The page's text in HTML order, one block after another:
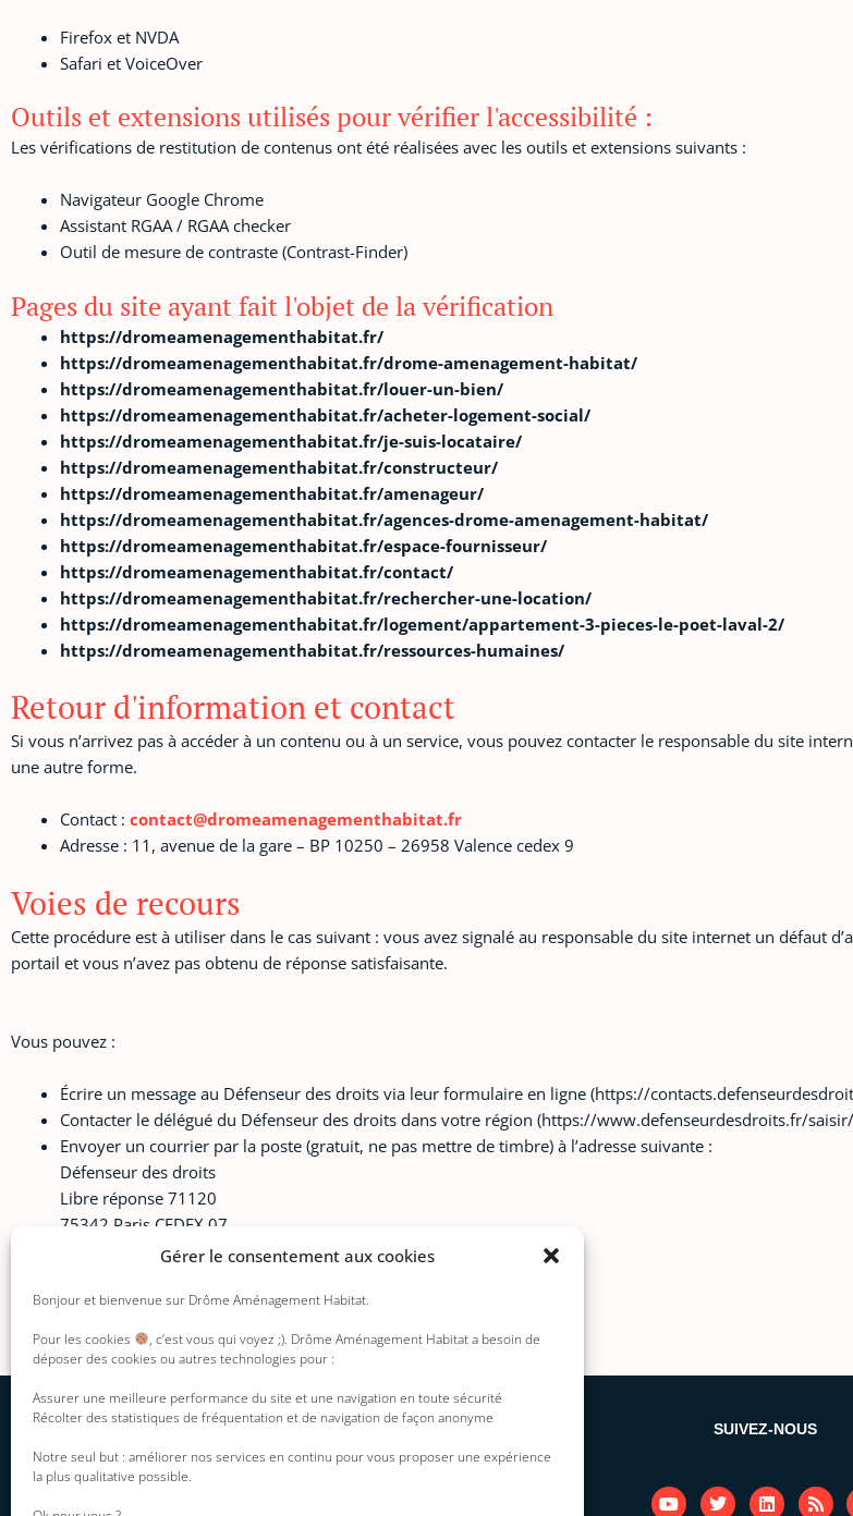
Gérer le consentement aux cookies
Bonjour et bienvenue sur Drôme Aménagement Habitat.
Pour les cookies
, c’est vous qui voyez ;). Drôme Aménagement Habitat a besoin de
déposer des cookies ou autres technologies pour :
Assurer une meilleure performance du site et une navigation en toute sécurité
Récolter des statistiques de fréquentation et de navigation de façon anonyme
Notre seul but : améliorer nos services en continu pour vous proposer une expérience
la plus qualitative possible.
Firefox et NVDA
Safari et VoiceOver
Outils et extensions utilisés pour vérifier l'accessibilité :
Les vérifications de restitution de contenus ont été réalisées avec les outils et extensions suivants :
Navigateur Google Chrome
Assistant RGAA / RGAA checker
Outil de mesure de contraste (Contrast-Finder)
Pages du site ayant fait l'objet de la vérification
https://dromeamenagementhabitat.fr/
https://dromeamenagementhabitat.fr/drome-amenagement-habitat/
https://dromeamenagementhabitat.fr/louer-un-bien/
https://dromeamenagementhabitat.fr/acheter-logement-social/
https://dromeamenagementhabitat.fr/je-suis-locataire/
https://dromeamenagementhabitat.fr/constructeur/
https://dromeamenagementhabitat.fr/amenageur/
https://dromeamenagementhabitat.fr/agences-drome-amenagement-habitat/
https://dromeamenagementhabitat.fr/espace-fournisseur/
https://dromeamenagementhabitat.fr/contact/
https://dromeamenagementhabitat.fr/rechercher-une-location/
https://dromeamenagementhabitat.fr/logement/appartement-3-pieces-le-poet-laval-2/
https://dromeamenagementhabitat.fr/ressources-humaines/
Retour d'information et contact
Si vous n’arrivez pas à accéder à un contenu ou à un service, vous pouvez contacter le responsable du site
une autre forme.
Contact : contact@dromeamenagementhabitat.fr
Adresse : 11, avenue de la gare – BP 10250 – 26958 Valence cedex 9
Voies de recours
Cette procédure est à utiliser dans le cas suivant : vous avez signalé au responsable du site internet un défaut
portail et vous n’avez pas obtenu de réponse satisfaisante.
Vous pouvez :
Écrire un message au Défenseur des droits via leur formulaire en ligne (https://
Contacter le délégué du Défenseur des droits dans votre région (https://www.defenseurdesdroits.fr/
Envoyer un courrier par la poste (gratuit, ne pas mettre de timbre) à l’adresse suivante :
Défenseur des droits
Libre réponse 71120
75342 Paris CEDEX 07
Présentation
INFORMATION DU SITE
Mentions légales
SUIVEZ-NOUS
Y T L R